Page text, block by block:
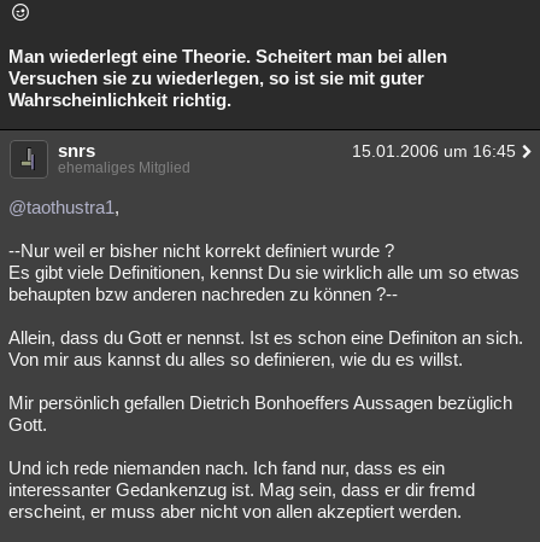
Man wiederlegt eine Theorie. Scheitert man bei allen
Versuchen sie zu wiederlegen, so ist sie mit guter
Wahrscheinlichkeit richtig.
snrs 15.01.2006 um 16:45
ehemaliges Mitglied
@taothustra1,
--Nur weil er bisher nicht korrekt definiert wurde ?
Es gibt viele Definitionen, kennst Du sie wirklich alle um so etwas
behaupten bzw anderen nachreden zu können ?--
Allein, dass du Gott er nennst. Ist es schon eine Definiton an sich.
Von mir aus kannst du alles so definieren, wie du es willst.
Mir persönlich gefallen Dietrich Bonhoeffers Aussagen bezüglich
Gott.
Und ich rede niemanden nach. Ich fand nur, dass es ein
interessanter Gedankenzug ist. Mag sein, dass er dir fremd
erscheint, er muss aber nicht von allen akzeptiert werden.